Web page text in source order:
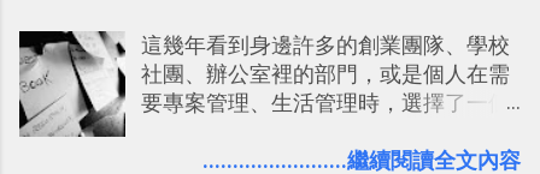
這幾年看到身邊許多的創業團隊、學校
社團、辦公室裡的部門，或是個人在需
要專案管理、生活管理時，選擇了一個
一個什麼樣的管理工具，讓這麼多人都
........................繼續閱讀全文內容